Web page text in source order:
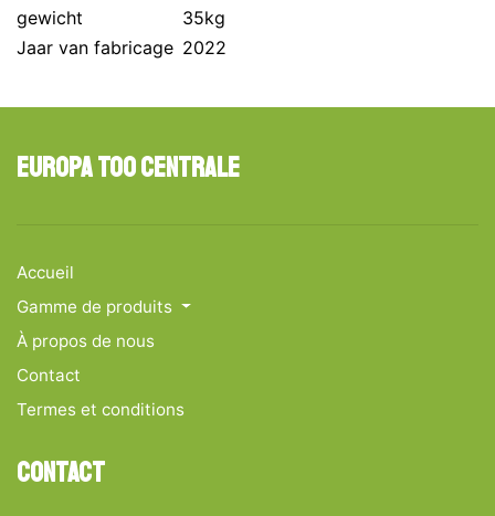
gewicht
35kg
Jaar van fabricage 2022
Europa Too Centrale
Accueil
Gamme de produits
À propos de nous
Contact
Termes et conditions
Contact